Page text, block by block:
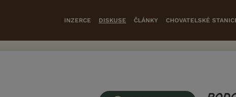
INZERCE DISKUSE ČLÁNKY CHOVATELSKÉ